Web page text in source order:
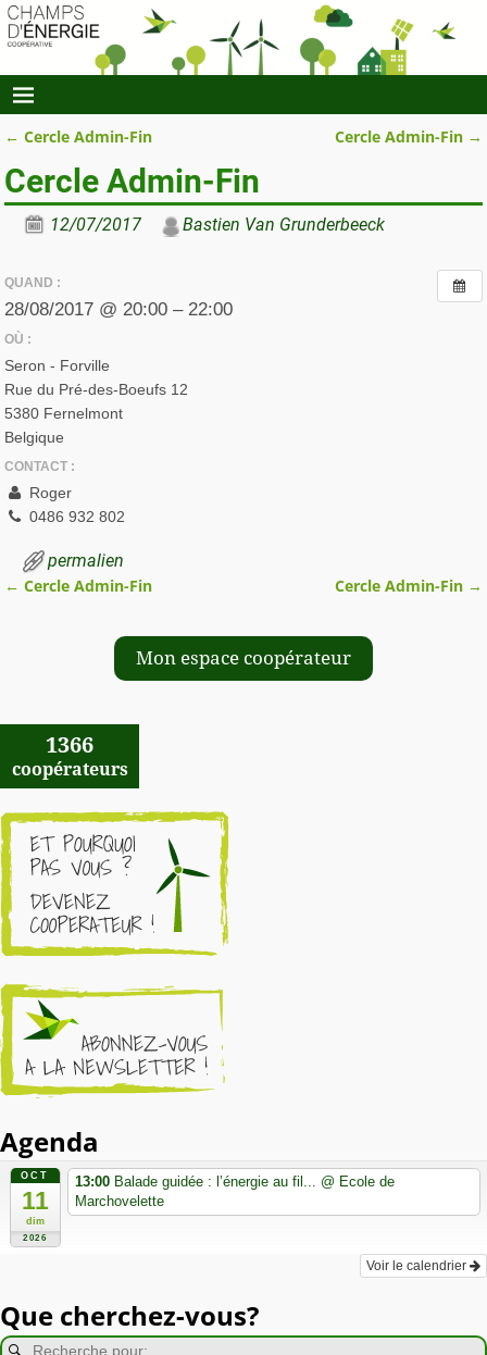
← Cercle Admin-Fin Cercle Admin-Fin →
Cercle Admin-Fin
12/07/2017 Bastien Van Grunderbeeck
QUAND :
28/08/2017 @ 20:00 – 22:00
OÙ :
Seron - Forville
Rue du Pré-des-Boeufs 12
5380 Fernelmont
Belgique
CONTACT :
Roger
0486 932 802
permalien
← Cercle Admin-Fin Cercle Admin-Fin →
Mon espace coopérateur
1366
coopérateurs
Agenda
OCT
11
dim
2026
13:00 Balade guidée : l’énergie au fil... @ Ecole de
Marchovelette
Voir le calendrier
Que cherchez-vous?